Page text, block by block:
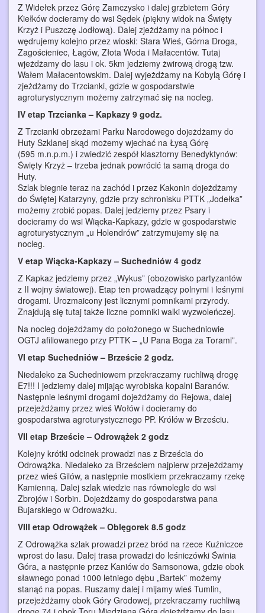
Z Widełek przez Górę Zamczysko i dalej grzbietem Góry
Kiełków docieramy do wsi Sędek (piękny widok na Święty
Krzyż i Puszczę Jodłową). Dalej zjeżdżamy na północ i
wędrujemy kolejno przez wioski: Stara Wieś, Górna Droga,
Zagościeniec, Łagów, Złota Woda i Małacentów. Tutaj
wjeżdżamy do lasu i ok. 5km jedziemy żwirową drogą tzw.
Wałem Małacentowskim. Dalej wyjeżdżamy na Kobylą Górę i
zjeżdżamy do Trzcianki, gdzie w gospodarstwie
agroturystycznym możemy zatrzymać się na nocleg.
IV etap Trzcianka – Kapkazy 9 godz.
Z Trzcianki obrzeżami Parku Narodowego dojeżdżamy do
Huty Szklanej skąd możemy wjechać na Łysą Górę
(595 m.n.p.m.) i zwiedzić zespół klasztorny Benedyktynów:
Święty Krzyż – trzeba jednak powrócić ta samą droga do
Huty.
Szlak biegnie teraz na zachód i przez Kakonin dojeżdżamy
do Świętej Katarzyny, gdzie przy schronisku PTTK „Jodełka”
możemy zrobić popas. Dalej jedziemy przez Psary i
docieramy do wsi Wiącka-Kapkazy, gdzie w gospodarstwie
agroturystycznym „u Holendrów” zatrzymujemy się na
nocleg.
V etap Wiącka-Kapkazy – Suchedniów 4 godz
Z Kapkaz jedziemy przez „Wykus” (obozowisko partyzantów
z II wojny światowej). Etap ten prowadzący polnymi i leśnymi
drogami. Urozmaicony jest licznymi pomnikami przyrody.
Znajdują się tutaj także liczne pomniki walki wyzwoleńczej.
Na nocleg dojeżdżamy do położonego w Suchedniowie
OGTJ afiliowanego przy PTTK – „U Pana Boga za Torami”.
VI etap Suchedniów – Brzeście 2 godz.
Niedaleko za Suchedniowem przekraczamy ruchliwą drogę
E7!!! I jedziemy dalej mijając wyrobiska kopalni Baranów.
Następnie leśnymi drogami dojeżdżamy do Rejowa, dalej
przejeżdżamy przez wieś Wołów i docieramy do
gospodarstwa agroturystycznego PP. Królów w Brześciu.
VII etap Brzeście – Odrowążek 2 godz
Kolejny krótki odcinek prowadzi nas z Brześcia do
Odrowążka. Niedaleko za Brześciem najpierw przejeżdżamy
przez wieś Gilów, a następnie mostkiem przekraczamy rzekę
Kamienną. Dalej szlak wiedzie nas równolegle do wsi
Zbrojów i Sorbin. Dojeżdżamy do gospodarstwa pana
Bujarskiego w Odroważku.
VIII etap Odrowążek – Oblęgorek 8.5 godz
Z Odrowążka szlak prowadzi przez bród na rzece Kuźniczce
wprost do lasu. Dalej trasa prowadzi do leśniczówki Świnia
Góra, a następnie przez Kaniów do Samsonowa, gdzie obok
sławnego ponad 1000 letniego dębu „Bartek” możemy
stanąć na popas. Ruszamy dalej i mijamy wieś Tumlin,
przejeżdżamy obok Góry Grodowej, przekraczamy ruchliwą